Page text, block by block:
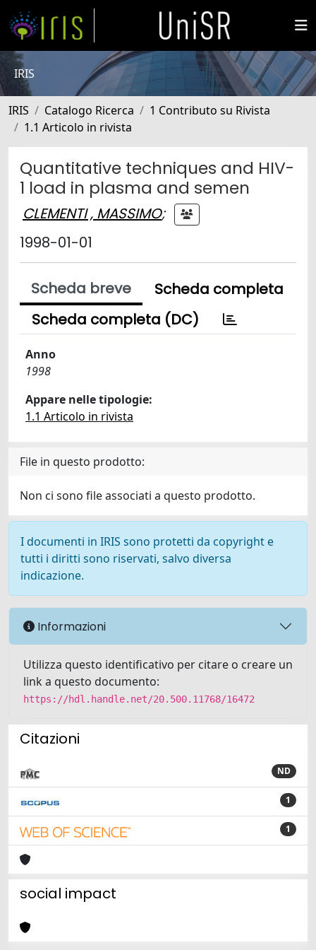
IRIS
IRIS Catalogo Ricerca
1 Contributo su Rivista
1.1 Articolo in rivista
Quantitative techniques and HIV-
1 load in plasma and semen
CLEMENTI , MASSIMO;
1998-01-01
Scheda breve
Scheda completa
Scheda completa (DC)
Anno
1998
Appare nelle tipologie:
1.1 Articolo in rivista
File in questo prodotto:
Non ci sono file associati a questo prodotto.
I documenti in IRIS sono protetti da copyright e
tutti i diritti sono riservati, salvo diversa
indicazione.
Informazioni
Utilizza questo identificativo per citare o creare un
link a questo documento:
https://hdl.handle.net/20.500.11768/16472
Citazioni
ND
1
1
social impact